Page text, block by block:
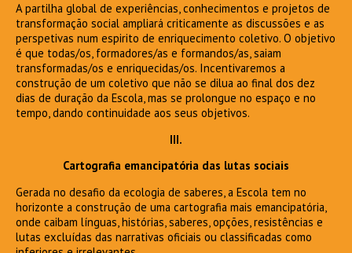
A partilha global de experiências, conhecimentos e projetos de
transformação social ampliará criticamente as discussões e as
perspetivas num espirito de enriquecimento coletivo. O objetivo
é que todas/os, formadores/as e formandos/as, saiam
transformadas/os e enriquecidas/os. Incentivaremos a
construção de um coletivo que não se dilua ao final dos dez
dias de duração da Escola, mas se prolongue no espaço e no
tempo, dando continuidade aos seus objetivos.
III.
Cartografia emancipatória das lutas sociais
Gerada no desafio da ecologia de saberes, a Escola tem no
horizonte a construção de uma cartografia mais emancipatória,
onde caibam línguas, histórias, saberes, opções, resistências e
lutas excluídas das narrativas oficiais ou classificadas como